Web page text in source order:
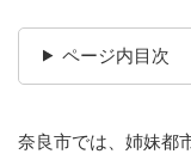
ページ内目次
奈良市では、姉妹都